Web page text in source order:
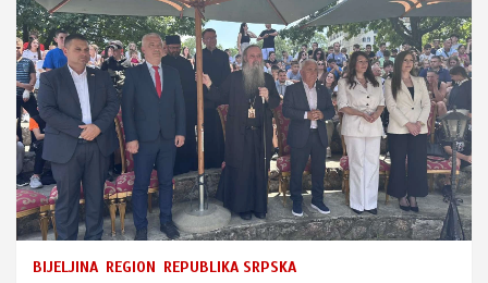
BIJELJINA REGION REPUBLIKA SRPSKA